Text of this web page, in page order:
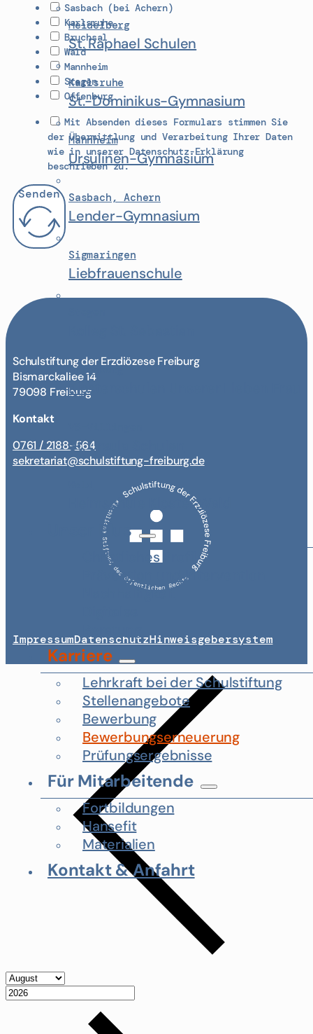
Heidelberg
St. Raphael Schulen
Karlsruhe
St.-Dominikus-Gymnasium
Mannheim
Ursulinen-Gymnasium
Sasbach, Achern
Lender-Gymnasium
Sigmaringen
Liebfrauenschule
Offenburg
Klosterschulen Unserer Lieben Frau
St. Ursula Schulen
Heimschule Kloster Wald
Unser Plus
Christliches Profil
Prävention und Intervention
Nachhaltigkeit
Karriere
Lehrkraft bei der Schulstiftung
Stellenangebote
Bewerbung
Bewerbungserneuerung
Prüfungsergebnisse
Für Mitarbeitende
Fortbildungen
Hansefit
Materialien
Kontakt & Anfahrt
Sasbach (bei Achern)
Karlsruhe
Bruchsal
Wald
Mannheim
Stegen
Offenburg
Mit Absenden dieses Formulars stimmen Sie
der Übermittlung und Verarbeitung Ihrer Daten
wie in unserer Datenschutz-Erklärung
beschrieben zu.
Senden
Schulstiftung der Erzdiözese Freiburg
Bismarckallee 14
79098 Freiburg
Kontakt
0761 / 2188-564
sekretariat@schulstiftung-freiburg.de
ImpressumDatenschutzHinweisgebersystem